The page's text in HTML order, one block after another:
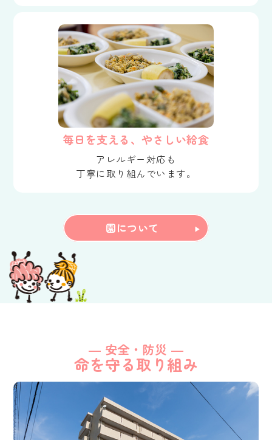
毎日を支える、やさしい給食
アレルギー対応も
丁寧に取り組んでいます。
園について
― 安全・防災 ―
命を守る取り組み